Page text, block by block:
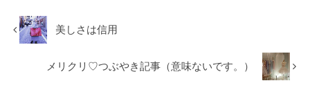
美しさは信用
メリクリ♡つぶやき記事（意味ないです。）